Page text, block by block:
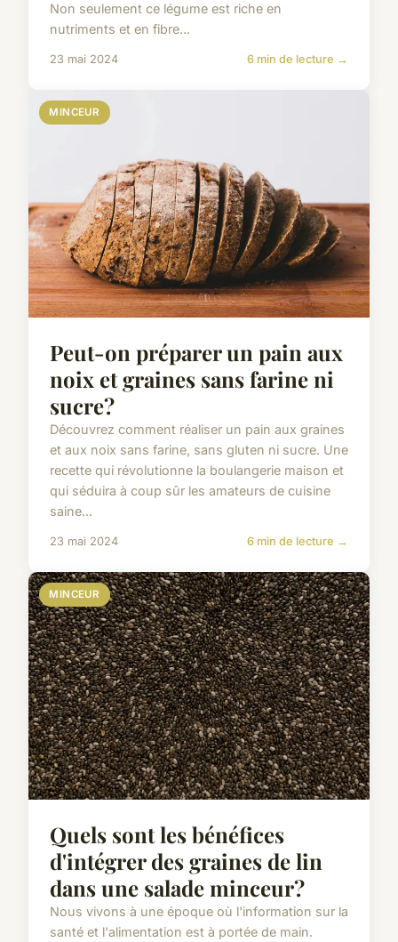
Non seulement ce légume est riche en
nutriments et en fibre...
23 mai 2024 6 min de lecture →
MINCEUR
Peut-on préparer un pain aux
noix et graines sans farine ni
sucre?
Découvrez comment réaliser un pain aux graines
et aux noix sans farine, sans gluten ni sucre. Une
recette qui révolutionne la boulangerie maison et
qui séduira à coup sûr les amateurs de cuisine
saine...
23 mai 2024 6 min de lecture →
MINCEUR
Quels sont les bénéfices
d'intégrer des graines de lin
dans une salade minceur?
Nous vivons à une époque où l'information sur la
santé et l'alimentation est à portée de main.